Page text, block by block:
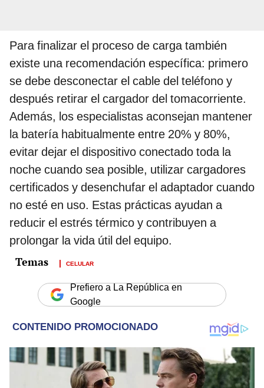
Para finalizar el proceso de carga también
existe una recomendación específica: primero
se debe desconectar el cable del teléfono y
después retirar el cargador del tomacorriente.
Además, los especialistas aconsejan mantener
la batería habitualmente entre 20% y 80%,
evitar dejar el dispositivo conectado toda la
noche cuando sea posible, utilizar cargadores
certificados y desenchufar el adaptador cuando
no esté en uso. Estas prácticas ayudan a
reducir el estrés térmico y contribuyen a
prolongar la vida útil del equipo.
CELULAR
Prefiero a La República en
Google